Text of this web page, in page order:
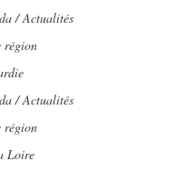
/ Actualités
région
/ Actualités
région
Loire